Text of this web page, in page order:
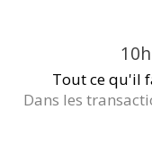
Tout ce qu'il
Dans les